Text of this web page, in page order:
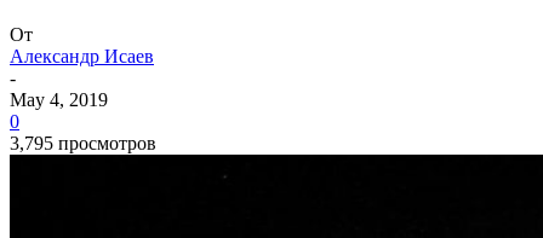
От
Александр Исаев
-
May 4, 2019
0
3,795 просмотров